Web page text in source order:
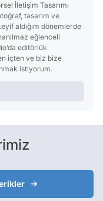
İletişim Tasarımı
tasarım ve
aldığım dönemlerde
eğlenceli
editörlük
içten ve biz bize
istiyorum.